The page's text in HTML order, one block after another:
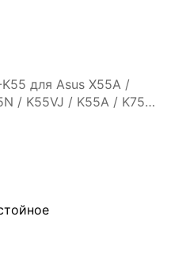
для Asus X55A /
/ K55VJ / K55A / K75VJ
/ K75VM / K45 -